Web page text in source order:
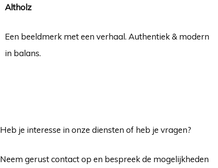
Altholz
Een beeldmerk met een verhaal. Authentiek & modern
in balans.
Heb je interesse in onze diensten of heb je vragen?
Neem gerust contact op en bespreek de mogelijkheden